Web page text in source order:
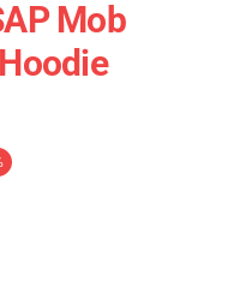
Mob